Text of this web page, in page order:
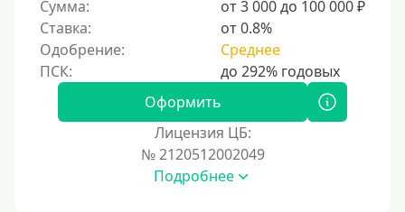
Без процентов
Первый займ без процентов
Без процентов на 30 дней
С возможностью частичного погашения
Сумма:
от 3 000 до 100 000 ₽
Ставка:
от 0.8%
Одобрение:
Среднее
Оформить
Лицензия ЦБ:
№ 2120512002049
Подробнее